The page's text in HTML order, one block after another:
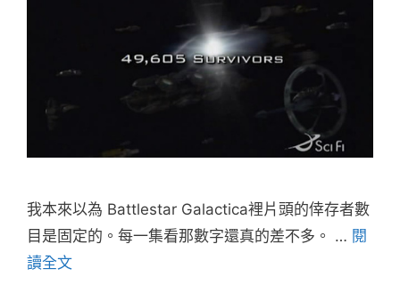
我本來以為 Battlestar Galactica裡片頭的倖存者數
目是固定的。每一集看那數字還真的差不多。 … 閱
讀全文